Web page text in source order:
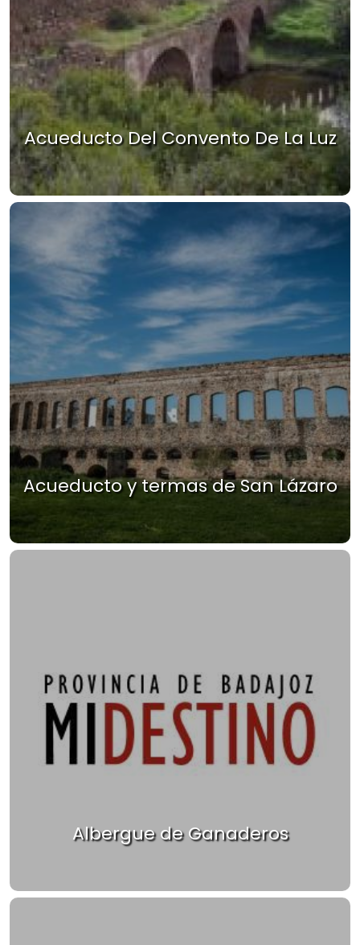
Acueducto Del Convento De La Luz
Acueducto y termas de San Lázaro
Albergue de Ganaderos